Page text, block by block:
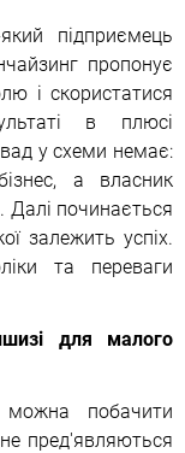
підприємець
пропонує
і скористатися
в плюсі
у схеми немає:
а власник
починається
залежить успіх.
та переваги
для малого
можна побачити
пред'являються